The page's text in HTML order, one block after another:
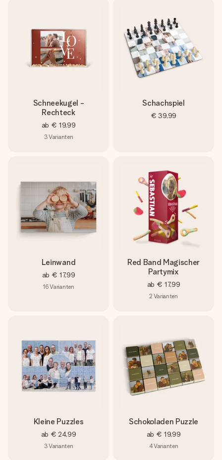
Schneekugel -
Rechteck
ab € 19,99
3Varianten
Schachspiel
€ 39,99
Leinwand
ab € 17,99
16Varianten
Red Band Magischer
Partymix
ab € 17,99
2 Varianten
Kleine Puzzles
ab € 24,99
3Varianten
Schokoladen Puzzle
ab € 19,99
4Varianten